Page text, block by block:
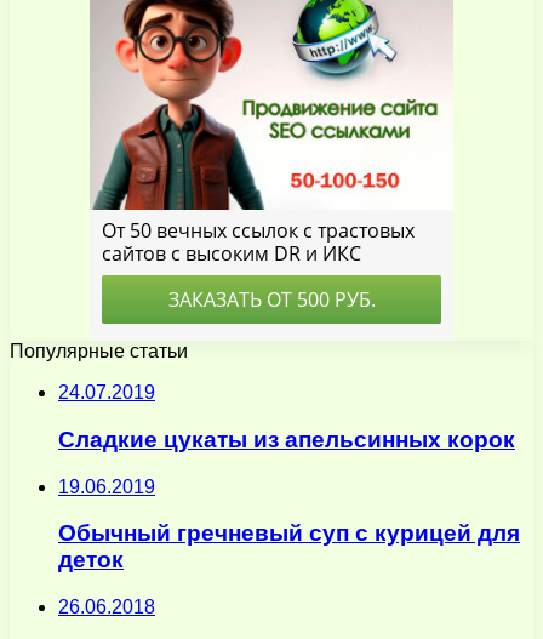
Популярные статьи
24.07.2019
Сладкие цукаты из апельсинных корок
19.06.2019
Обычный гречневый суп с курицей для
деток
26.06.2018